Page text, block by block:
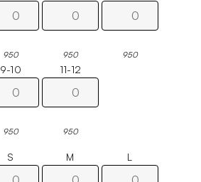
950 950 950
9-10
950
11-12
950
S M L